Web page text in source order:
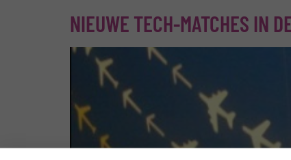
NIEUWE TECH-MATCHES IN